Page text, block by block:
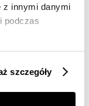
z innymi danymi
podczas
szczegóły
rękawem w prążki
109,99 zł
zł